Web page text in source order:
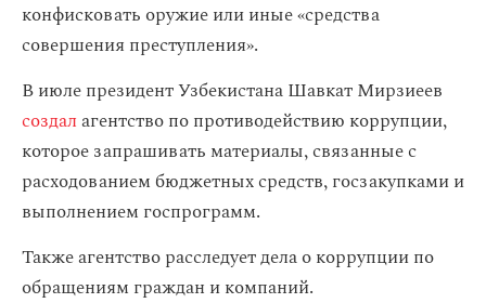
конфисковать оружие или иные «средства
совершения преступления».
В июле президент Узбекистана Шавкат Мирзиеев
создалагентство по противодействию коррупции,
которое запрашивать материалы, связанные с
расходованием бюджетных средств, госзакупками и
выполнением госпрограмм.
Также агентство расследует дела о коррупции по
обращениям граждан и компаний.